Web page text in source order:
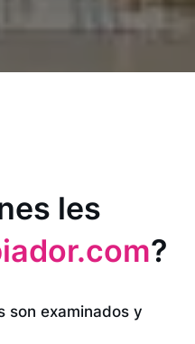
les
?
son examinados y